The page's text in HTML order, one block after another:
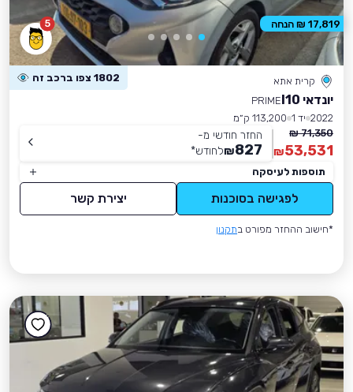
5
קרית אתא 1802 צפו ברכב זה
יונדאי I10
PRIME
2022 יד 1
113,200 ק״מ
71,350 ₪
53,531
₪
החזר חודשי מ-
827
₪לחודש*
תוספות לעיסקה
לפגישה בסוכנות יצירת קשר
*חישוב ההחזר מפורט בתקנון
17,819 ₪ הנחה